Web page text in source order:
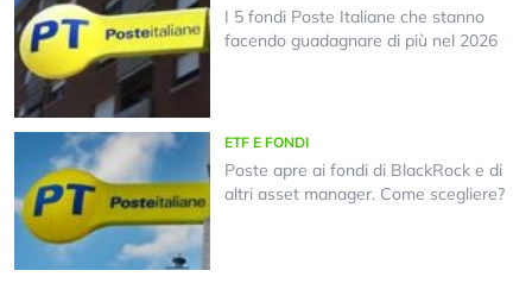
I 5 fondi Poste Italiane che stanno
facendo guadagnare di più nel 2026
ETF E FONDI
Poste apre ai fondi di BlackRock e di
altri asset manager. Come scegliere?